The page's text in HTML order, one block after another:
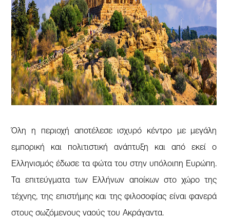
Όλη η περιοχή αποτέλεσε ισχυρό κέντρο με μεγάλη
εμπορική και πολιτιστική ανάπτυξη και από εκεί ο
Ελληνισμός έδωσε τα φώτα του στην υπόλοιπη Ευρώπη.
Τα επιτεύγματα των Ελλήνων αποίκων στο χώρο της
τέχνης, της επιστήμης και της φιλοσοφίας είναι φανερά
στους σωζόμενους ναούς του Ακράγαντα.